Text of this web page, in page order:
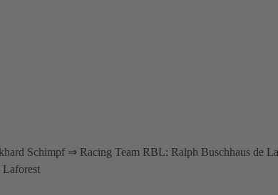
Schimpf ⇒ Racing Team RBL: Ralph Buschhaus de
Laforest